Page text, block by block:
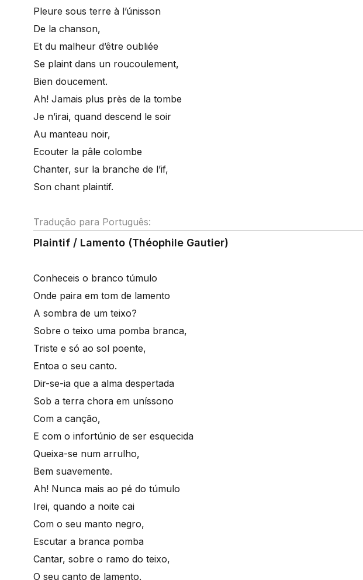
Pleure sous terre à l’únisson
De la chanson,
Et du malheur d’être oubliée
Se plaint dans un roucoulement,
Bien doucement.
Ah! Jamais plus près de la tombe
Je n’irai, quand descend le soir
Au manteau noir,
Ecouter la pâle colombe
Chanter, sur la branche de l’if,
Son chant plaintif.
Tradução para Português:
Plaintif / Lamento (Théophile Gautier)
Conheceis o branco túmulo
Onde paira em tom de lamento
A sombra de um teixo?
Sobre o teixo uma pomba branca,
Triste e só ao sol poente,
Entoa o seu canto.
Dir-se-ia que a alma despertada
Sob a terra chora em uníssono
Com a canção,
E com o infortúnio de ser esquecida
Queixa-se num arrulho,
Bem suavemente.
Ah! Nunca mais ao pé do túmulo
Irei, quando a noite cai
Com o seu manto negro,
Escutar a branca pomba
Cantar, sobre o ramo do teixo,
O seu canto de lamento.